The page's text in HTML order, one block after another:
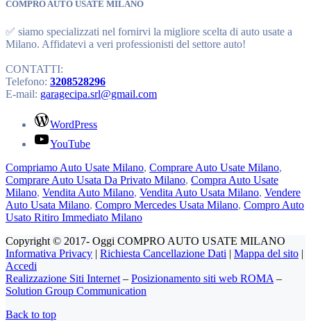
COMPRO AUTO USATE MILANO
✅ siamo specializzati nel fornirvi la migliore scelta di auto usate a
Milano. Affidatevi a veri professionisti del settore auto!
CONTATTI:
Telefono: 3208528296
E-mail: garagecipa.srl@gmail.com
WordPress
YouTube
Compriamo Auto Usate Milano, Comprare Auto Usate Milano,
Comprare Auto Usata Da Privato Milano, Compra Auto Usate
Milano, Vendita Auto Milano, Vendita Auto Usata Milano, Vendere
Auto Usata Milano, Compro Mercedes Usata Milano, Compro Auto
Usato Ritiro Immediato Milano
Copyright © 2017- Oggi COMPRO AUTO USATE MILANO
Informativa Privacy | Richiesta Cancellazione Dati | Mappa del sito |
Accedi
Realizzazione Siti Internet – Posizionamento siti web ROMA –
Solution Group Communication
Back to top